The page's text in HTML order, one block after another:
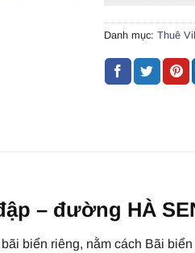
Danh mục: Thuê
– đường HÀ
biển riêng, nằm cách Bãi